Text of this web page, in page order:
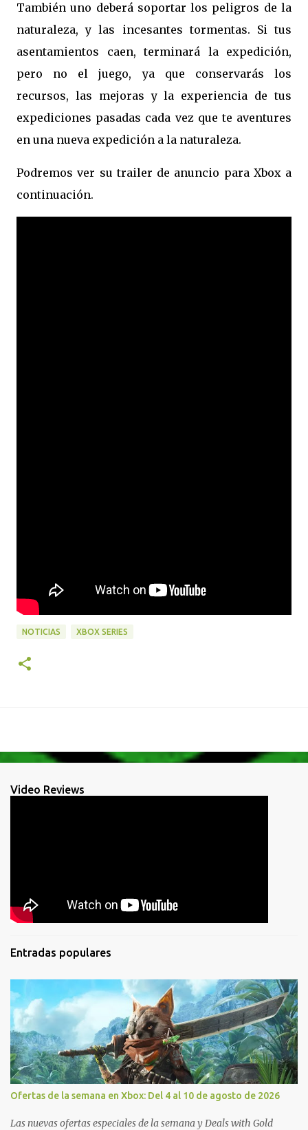
También uno deberá soportar los peligros de la
naturaleza, y las incesantes tormentas. Si tus
asentamientos caen, terminará la expedición,
pero no el juego, ya que conservarás los
recursos, las mejoras y la experiencia de tus
expediciones pasadas cada vez que te aventures
en una nueva expedición a la naturaleza.
Podremos ver su trailer de anuncio para Xbox a
continuación.
NOTICIAS XBOX SERIES
Video Reviews
Entradas populares
Ofertas de la semana en Xbox: Del 4 al 10 de agosto de 2026
Las nuevas ofertas especiales de la semana y Deals with Gold